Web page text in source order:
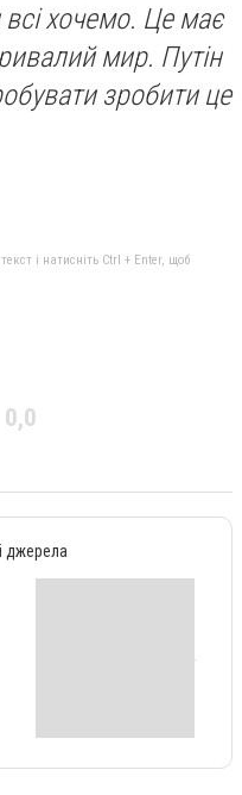
хочемо. Це має
мир. Путін
зробити це
і натисніть Ctrl + Enter, щоб
0,0
джерела